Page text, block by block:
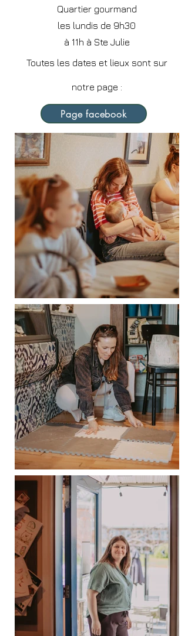
Quartier gourmand
les lundis de 9h30
à 11h à Ste Julie
Toutes les dates et lieux sont sur
notre page :
Page facebook